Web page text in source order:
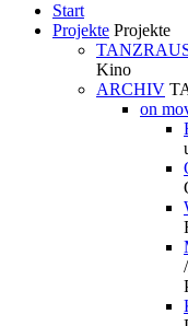
Start
Projekte Projekte
Kino
ARCHIV
on